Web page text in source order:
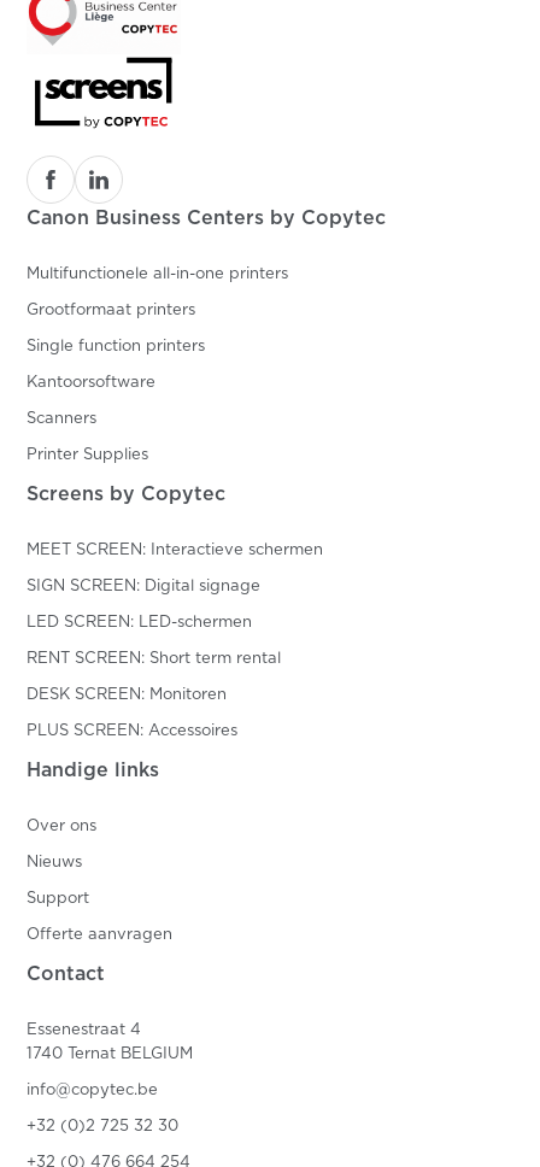
Canon Business Centers by Copytec
Multifunctionele all-in-one printers
Grootformaat printers
Single function printers
Kantoorsoftware
Scanners
Printer Supplies
Screens by Copytec
MEET SCREEN: Interactieve schermen
SIGN SCREEN: Digital signage
LED SCREEN: LED-schermen
RENT SCREEN: Short term rental
DESK SCREEN: Monitoren
PLUS SCREEN: Accessoires
Handige links
Over ons
Nieuws
Support
Offerte aanvragen
Contact
Essenestraat 4
1740 Ternat BELGIUM
info@copytec.be
+32 (0)2 725 32 30
+32 (0) 476 664 254